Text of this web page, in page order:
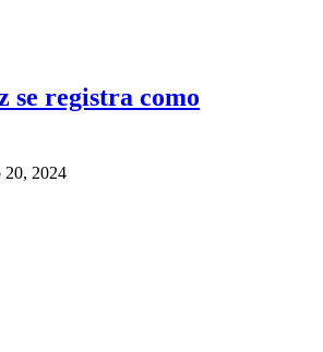
se registra como
20, 2024